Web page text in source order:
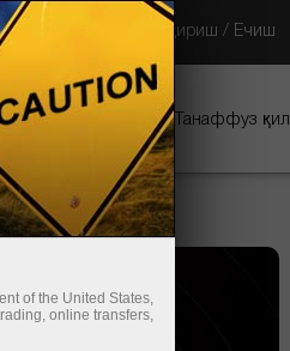
Тўлдириш / Ечиш
Промоакциялар Танаффуз қил
of the United States,
online transfers,